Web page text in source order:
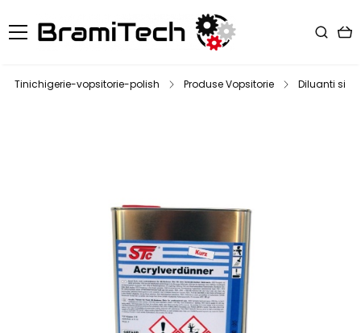
Tinichigerie-vopsitorie-polish Produse Vopsitorie Diluanti si